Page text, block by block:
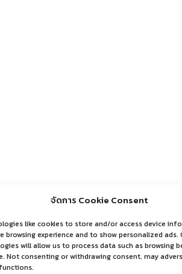
จัดการ Cookie Consent
like cookies to store and/or access device
browsing experience and to show personalized ads.
will allow us to process data such as browsing
Not consenting or withdrawing consent, may